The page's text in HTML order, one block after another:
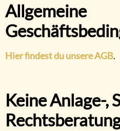
Allgemeine
Hier findest du unsere AGB.
Keine Anlage-,